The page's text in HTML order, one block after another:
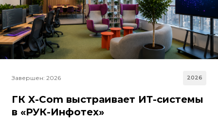
Завершен: 2026 2026
ГК X-Com выстраивает ИТ-системы
в «РУК-Инфотех»